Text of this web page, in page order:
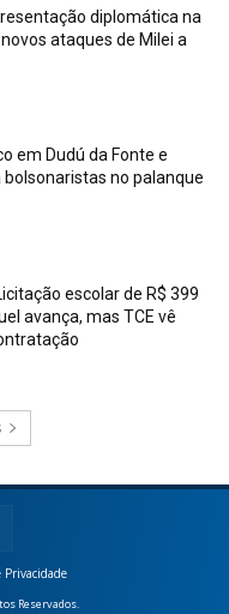
diplomática na
ataques de Milei a
em Dudú da Fonte e
bolsonaristas no palanque
escolar de R$ 399
avança, mas TCE vê
Privacidade
Reservados.